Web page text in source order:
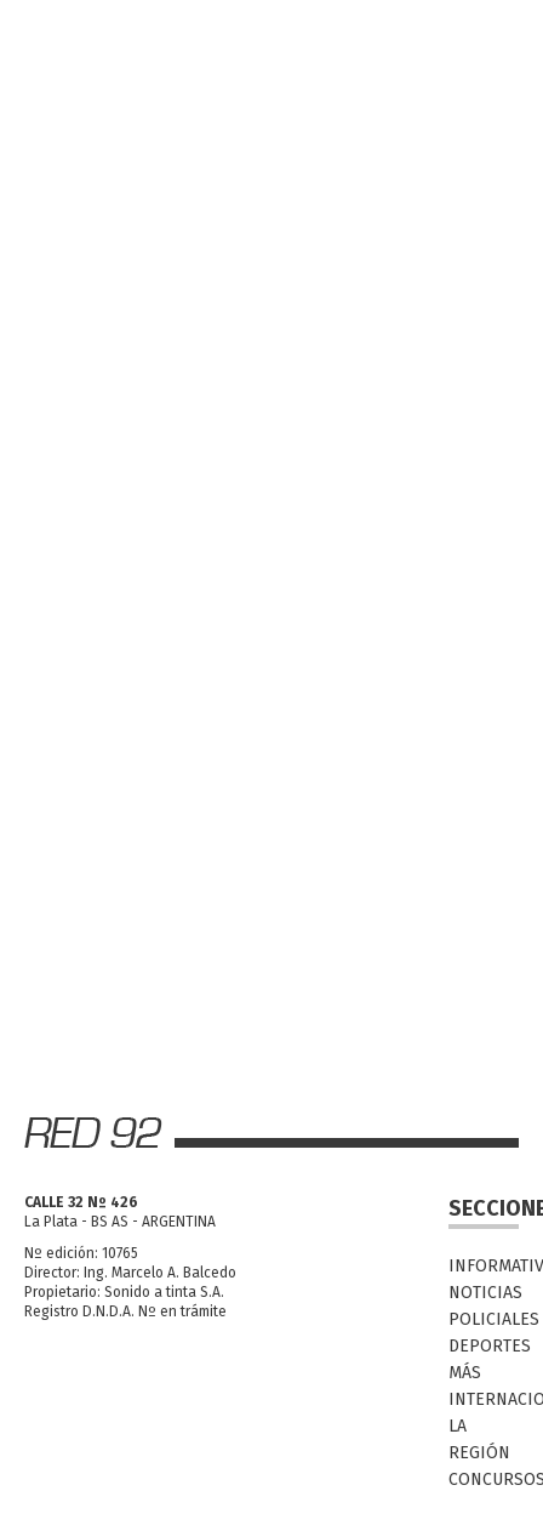
CALLE 32 Nº 426
La Plata - BS AS - ARGENTINA
Nº edición: 10765
Director: Ing. Marcelo A. Balcedo
Propietario: Sonido a tinta S.A.
Registro D.N.D.A. Nº en trámite
NOTICIAS
POLICIALES
DEPORTES
MÁS
LA
REGIÓN